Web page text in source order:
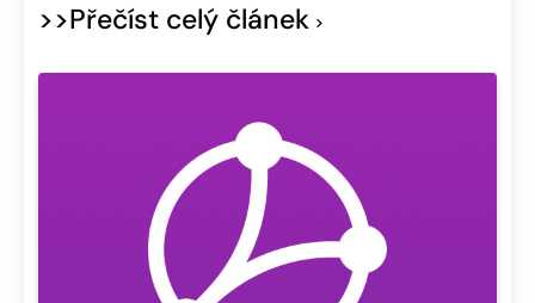
>>Přečíst celý článek